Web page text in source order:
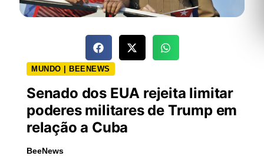
MUNDO | BEENEWS
Senado dos EUA rejeita limitar
poderes militares de Trump em
relação a Cuba
BeeNews